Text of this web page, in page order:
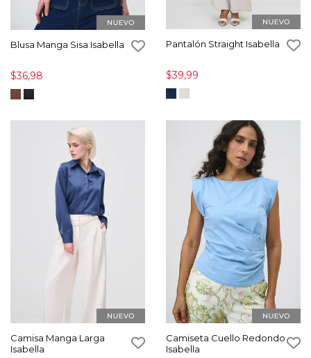
Blusa Manga Sisa Isabella
$36,98
Pantalón Straight Isabella
$39,99
Camisa Manga Larga
Isabella
Camiseta Cuello Redondo
Isabella